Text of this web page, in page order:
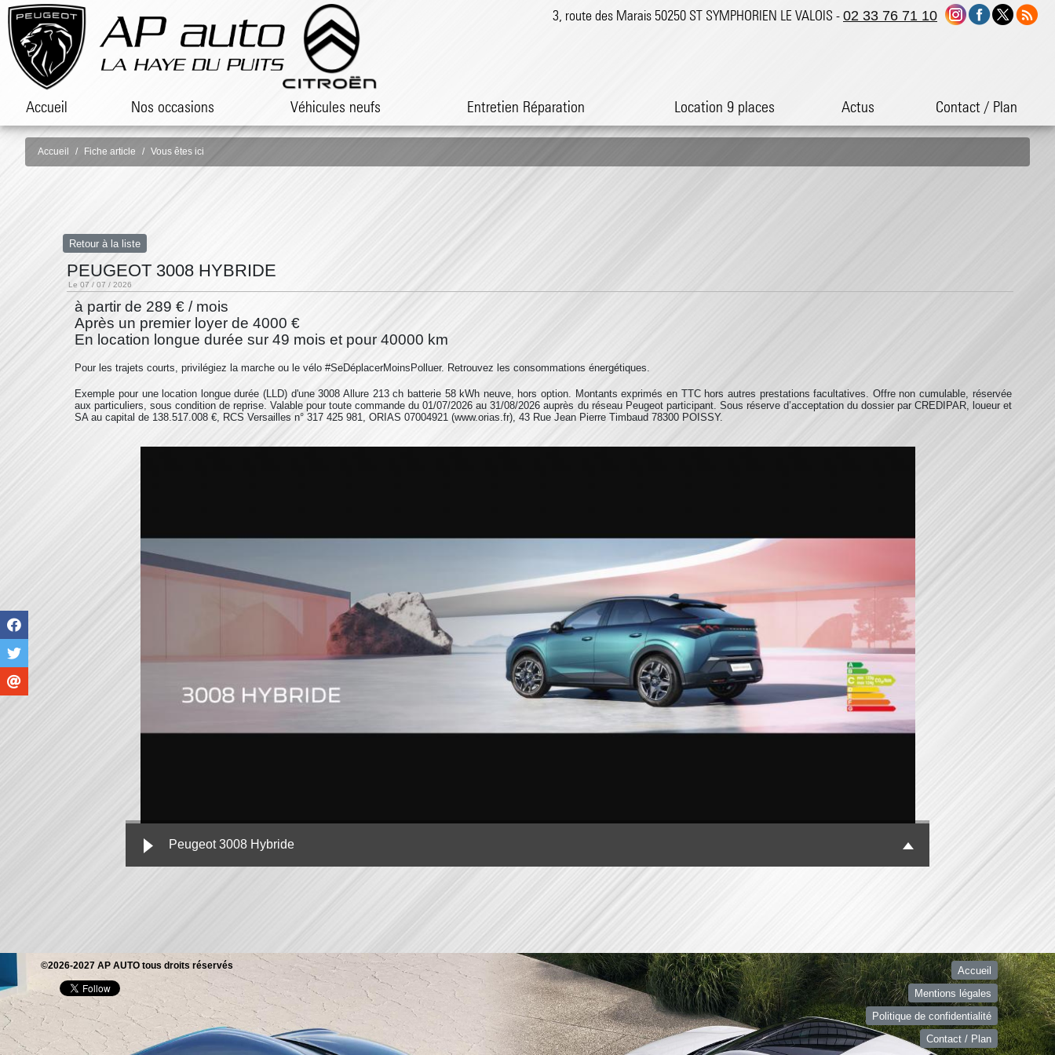
Accueil Nos occasions Véhicules neufs Entretien Réparation Location 9 places Actus Contact / Plan
3, route des Marais 50250 ST SYMPHORIEN LE VALOIS - 02 33 76 71 10
Accueil Fiche article Vous êtes ici
Retour à la liste
PEUGEOT 3008 HYBRIDE
Le 07 / 07 / 2026
à partir de 289 € / mois
Après un premier loyer de 4000 €
En location longue durée sur 49 mois et pour 40000 km
Pour les trajets courts, privilégiez la marche ou le vélo #SeDéplacerMoinsPolluer. Retrouvez les consommations énergétiques.
Exemple pour une location longue durée (LLD) d'une 3008 Allure 213 ch batterie 58 kWh neuve, hors option. Montants exprimés en TTC hors autres prestations facultatives. Offre non cumulable, réservée
aux particuliers, sous condition de reprise. Valable pour toute commande du 01/07/2026 au 31/08/2026 auprès du réseau Peugeot participant. Sous réserve d’acceptation du dossier par CREDIPAR, loueur et
SA au capital de 138.517.008 €, RCS Versailles n° 317 425 981, ORIAS 07004921 (www.orias.fr), 43 Rue Jean Pierre Timbaud 78300 POISSY.
Peugeot 3008 Hybride
©2026-2027 AP AUTO tous droits réservés
Accueil
Mentions légales
Politique de confidentialité
Contact / Plan